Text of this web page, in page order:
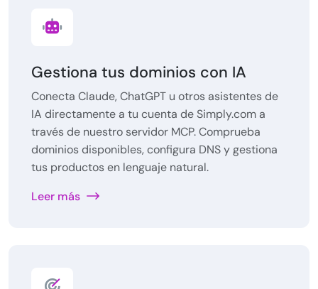
Gestiona tus dominios con IA
Conecta Claude, ChatGPT u otros asistentes de
IA directamente a tu cuenta de Simply.com a
través de nuestro servidor MCP. Comprueba
dominios disponibles, configura DNS y gestiona
tus productos en lenguaje natural.
Leer más